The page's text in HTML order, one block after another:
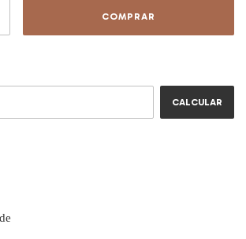
CALCULAR